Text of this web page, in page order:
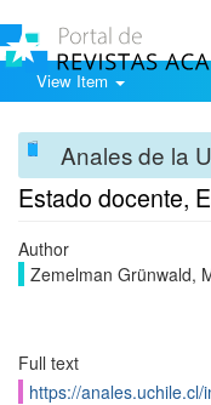
View Item
Anales de la
Estado docente,
Author
Zemelman Grünwald,
Full text
https://